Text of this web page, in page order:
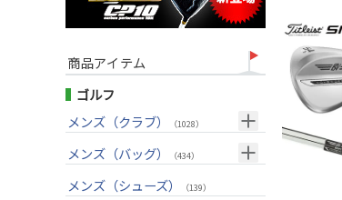
商品アイテム
ゴルフ
メンズ（クラブ）
（1028）
クラブセット(右用) （24）
ドライバー(右用)
メンズ（バッグ） （434）
キャディバッグ（212）
メンズ（シューズ） （139）